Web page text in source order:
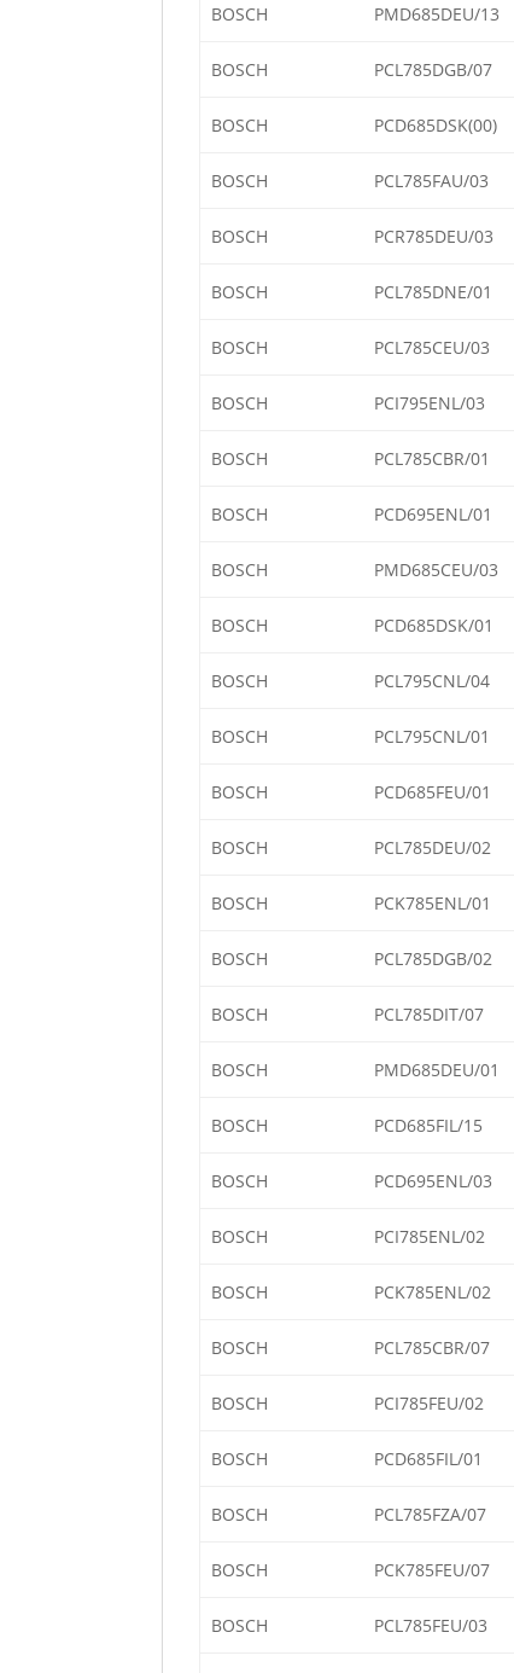
BOSCH PMD685DEU/13
BOSCH PCL785DGB/07
BOSCH PCD685DSK(00)
BOSCH PCL785FAU/03
BOSCH PCR785DEU/03
BOSCH PCL785DNE/01
BOSCH PCL785CEU/03
BOSCH PCI795ENL/03
BOSCH PCL785CBR/01
BOSCH PCD695ENL/01
BOSCH PMD685CEU/03
BOSCH PCD685DSK/01
BOSCH PCL795CNL/04
BOSCH PCL795CNL/01
BOSCH PCD685FEU/01
BOSCH PCL785DEU/02
BOSCH PCK785ENL/01
BOSCH PCL785DGB/02
BOSCH PCL785DIT/07
BOSCH PMD685DEU/01
BOSCH PCD685FIL/15
BOSCH PCD695ENL/03
BOSCH PCI785ENL/02
BOSCH PCK785ENL/02
BOSCH PCL785CBR/07
BOSCH PCI785FEU/02
BOSCH PCD685FIL/01
BOSCH PCL785FZA/07
BOSCH PCK785FEU/07
BOSCH PCL785FEU/03